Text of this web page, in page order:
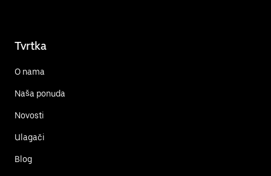
Tvrtka
O nama
Naša ponuda
Novosti
Ulagači
Blog